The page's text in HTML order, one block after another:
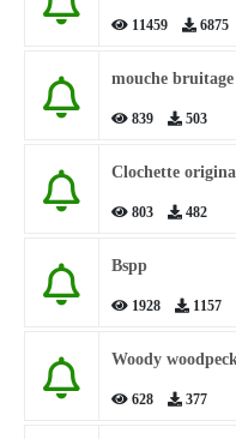
11459 6875
mouche bruitage
839 503
Clochette
803 482
Bspp
1928 1157
Woody
628 377